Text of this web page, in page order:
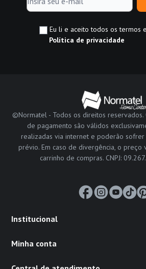
Eu li e aceito todos os termos
Política de privacidade
©Normatel - Todos os direitos
de pagamento são válidos
realizadas via internet e poderão
prévio. Em caso de divergência, o
carrinho de compras. CNPJ:
Institucional
Minha conta